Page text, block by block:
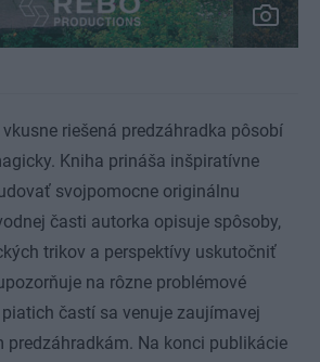
riešená predzáhradka pôsobí
Kniha prináša inšpiratívne
svojpomocne originálnu
časti autorka opisuje spôsoby,
trikov a perspektívy uskutočniť
na rôzne problémové
častí sa venuje zaujímavej
Na konci publikácie